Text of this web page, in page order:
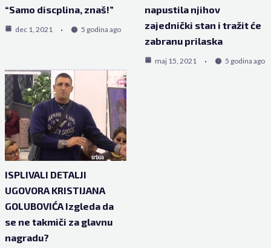
“Samo discplina, znaš!”
dec 1, 2021 5 godina ago
napustila njihov
zajednički stan i tražit će
zabranu prilaska
maj 15, 2021 5 godina ago
ISPLIVALI DETALJI
UGOVORA KRISTIJANA
GOLUBOVIĆA Izgleda da
se ne takmiči za glavnu
nagradu?